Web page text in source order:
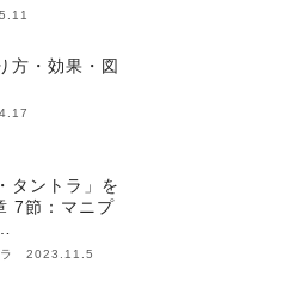
方・効果・図
タントラ」を
7節：マニプ
ラ 2023.11.5